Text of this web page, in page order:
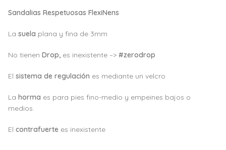
Sandalias Respetuosas FlexiNens
La suela plana y fina de 3mm
No tienen Drop, es inexistente –> #zerodrop
El sistema de regulación es mediante un velcro
La horma es para pies fino-medio y empeines bajos o
medios.
El contrafuerte es inexistente